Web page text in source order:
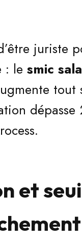
juriste
: le smic
tout
dépasse
et